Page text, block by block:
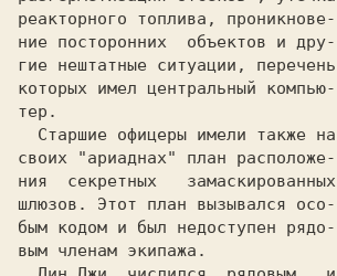
реакторного топлива, проникнове-
ние посторонних  объектов и дру-
гие нештатные ситуации, перечень
которых имел центральный компью-
тер.
своих "ариаднах" план расположе-
ния  секретных   замаскированных
шлюзов. Этот план вызывался осо-
бым кодом и был недоступен рядо-
вым членам экипажа.